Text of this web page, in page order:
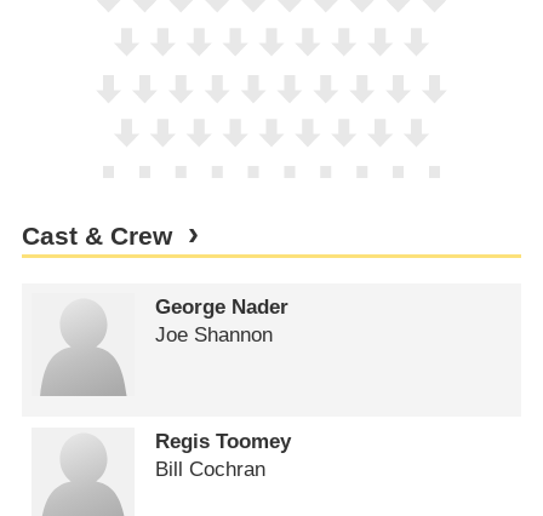
Cast & Crew
George Nader
Joe Shannon
Regis Toomey
Bill Cochran